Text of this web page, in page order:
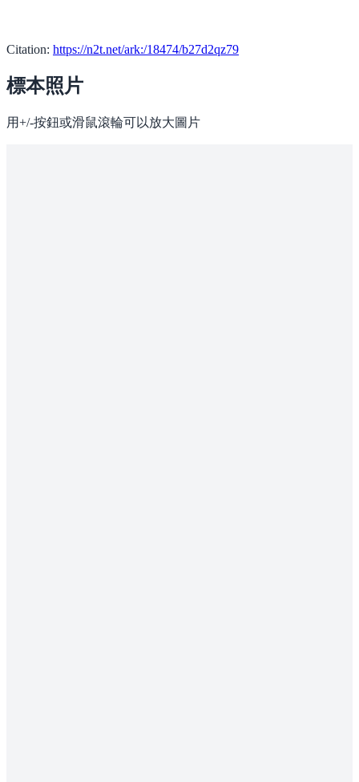
Citation: https://n2t.net/ark:/18474/b27d2qz79
標本照片
用+/-按鈕或滑鼠滾輪可以放大圖片